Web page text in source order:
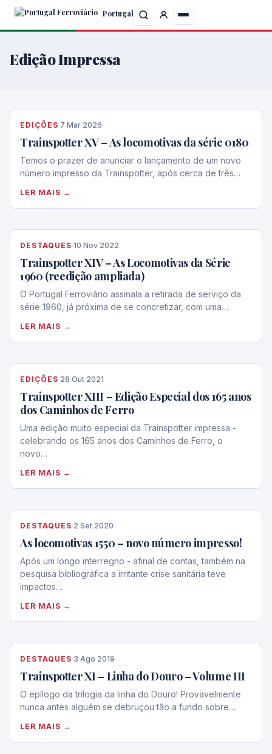
Skip
content
Portugal
Edição Impressa
EDIÇÕES·7 Mar 2026
Trainspotter XV – As locomotivas da série 0180
Temos o prazer de anunciar o lançamento de um novo
número impresso da Trainspotter, após cerca de três…
LER MAIS →
DESTAQUES·10 Nov 2022
Trainspotter XIV – As Locomotivas da Série
1960 (reedição ampliada)
O Portugal Ferroviário assinala a retirada de serviço da
série 1960, já próxima de se concretizar, com uma…
LER MAIS →
EDIÇÕES·28 Out 2021
Trainspotter XIII – Edição Especial dos 165 anos
dos Caminhos de Ferro
Uma edição muito especial da Trainspotter impressa -
celebrando os 165 anos dos Caminhos de Ferro, o
novo…
LER MAIS →
DESTAQUES·2 Set 2020
As locomotivas 1550 – novo número impresso!
Após um longo interregno - afinal de contas, também na
pesquisa bibliográfica a irritante crise sanitária teve
impactos…
LER MAIS →
DESTAQUES·3 Ago 2019
Trainspotter XI – Linha do Douro – Volume III
O epílogo da trilogia da linha do Douro! Provavelmente
nunca antes alguém se debruçou tão a fundo sobre…
LER MAIS →